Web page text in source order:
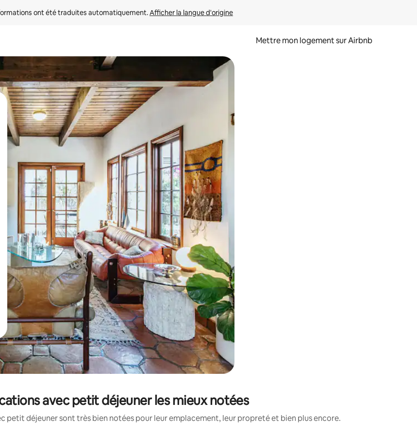
ont été traduites automatiquement. Afficher la langue d'origine
Mettre mon logement sur Airbnb
haut et vers le bas pour les parcourir ou en appuyant et en faisant glisser.
avec petit déjeuner les mieux notées
petit déjeuner sont très bien notées pour leur emplacement, leur propreté et bien plus encore.